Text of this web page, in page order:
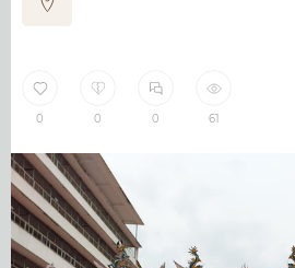
0 0 0 61